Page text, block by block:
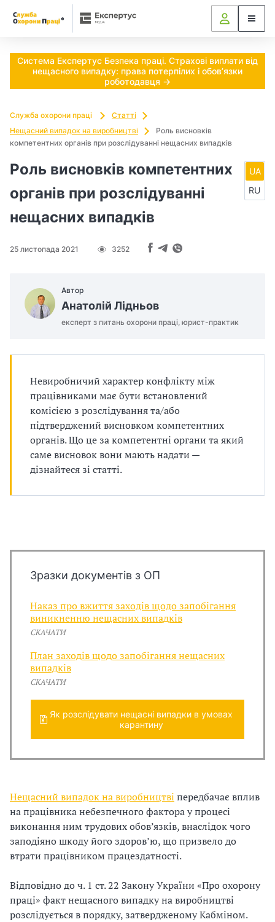
Система Експертус Безпека праці. Страхові виплати від
нещасного випадку: права потерпілих і обов’язки
роботодавця →
Служба охорони праці
Статті
Нещасний випадок на виробництві
Роль висновків
компетентних органів при розслідуванні нещасних випадків
Роль висновків компетентних
органів при розслідуванні
нещасних випадків
25 листопада 2021 3252
UA
RU
Автор
Анатолій Лідньов
експерт з питань охорони праці, юрист-практик
Невиробничий характер конфлікту між
працівниками має бути встановлений
комісією з розслідування та/або
підтверджений висновком компетентних
органів. Що це за компетентні органи та який
саме висновок вони мають надати —
дізнайтеся зі статті.
Зразки документів з ОП
Наказ про вжиття заходів щодо запобігання
виникненню нещасних випадків
СКАЧАТИ
План заходів щодо запобігання нещасних
випадків
СКАЧАТИ
Як розслідувати нещасні випадки в умовах
карантину
Нещасний випадок на виробництві передбачає вплив
на працівника небезпечного фактора у процесі
виконання ним трудових обов’язків, внаслідок чого
заподіяно шкоду його здоров’ю, що призвело до
втрати працівником працездатності.
Відповідно до ч. 1 ст. 22 Закону України «Про охорону
праці» факт нещасного випадку на виробництві
розслідується в порядку, затвердженому Кабміном.
Ч
о
т
р
н
в
в
и
о
д
н